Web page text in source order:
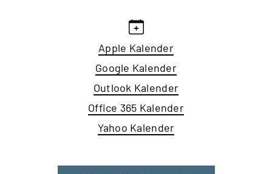
Apple Kalender
Google Kalender
Outlook Kalender
Office 365 Kalender
Yahoo Kalender